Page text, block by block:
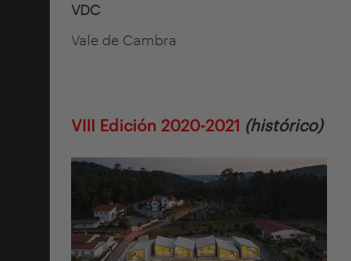
VDC
Vale de Cambra
VIII Edición 2020-2021 (histórico)